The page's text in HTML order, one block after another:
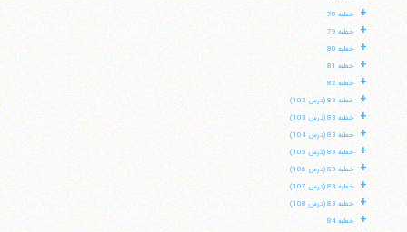
+ خطبه 78
+ خطبه 79
+ خطبه 80
+ خطبه 81
+ خطبه 82
+ خطبه 83 (درس 102)
+ خطبه 83 (درس 103)
+ خطبه 83 (درس 104)
+ خطبه 83 (درس 105)
+ خطبه 83 (درس 106)
+ خطبه 83 (درس 107)
+ خطبه 83 (درس 108)
+ خطبه 84